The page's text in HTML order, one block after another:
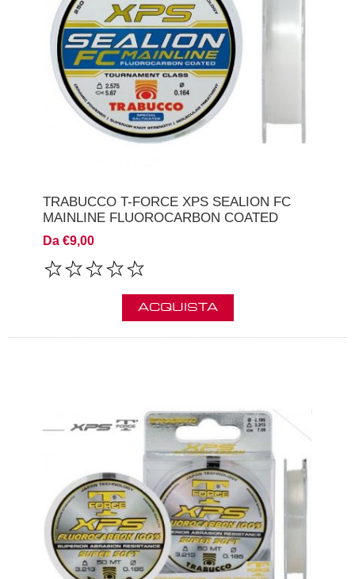
TRABUCCO T-FORCE XPS SEALION FC
MAINLINE FLUOROCARBON COATED
Da €9,00
ACQUISTA